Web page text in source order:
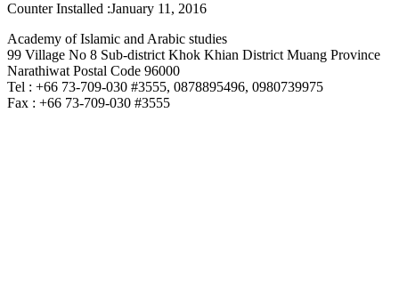
Counter Installed :January 11, 2016
Academy of Islamic and Arabic studies
99 Village No 8 Sub-district Khok Khian District Muang Province
Narathiwat Postal Code 96000
Tel : +66 73-709-030 #3555, 0878895496, 0980739975
Fax : +66 73-709-030 #3555